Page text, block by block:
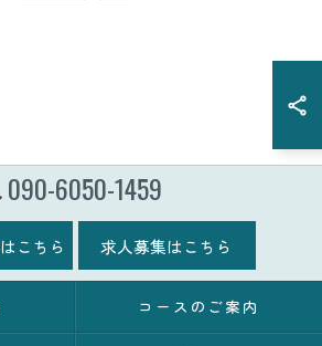
090-6050-1459
こちら 求人募集はこちら
コースのご案内